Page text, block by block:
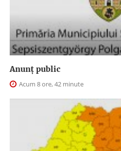
Anunţ public
Acum 8 ore, 42 minute